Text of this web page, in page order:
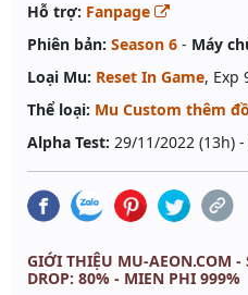
Hỗ trợ: Fanpage
Phiên bản: Season 6 - Máy
Loại Mu: Reset In Game, Exp
Thể loại: Mu Custom thêm
Alpha Test: 29/11/2022 (13h) -
GIỚI THIỆU MU-AEON.COM -
DROP: 80% - MIEN PHI 999%